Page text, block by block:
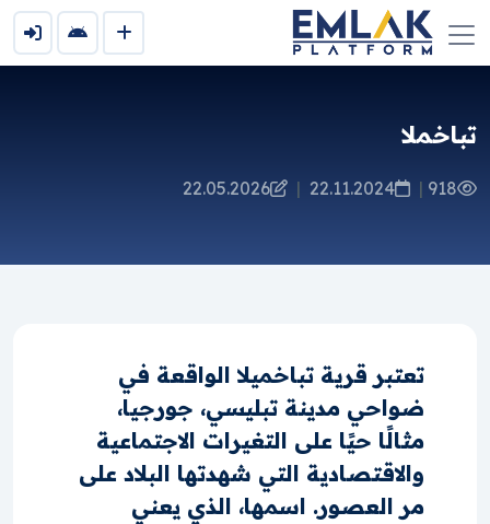
تباخملا
918
|
22.11.2024
|
22.05.2026
تعتبر قرية تباخميلا الواقعة في
ضواحي مدينة تبليسي، جورجيا،
مثالًا حيًا على التغيرات الاجتماعية
والاقتصادية التي شهدتها البلاد على
مر العصور. اسمها، الذي يعني